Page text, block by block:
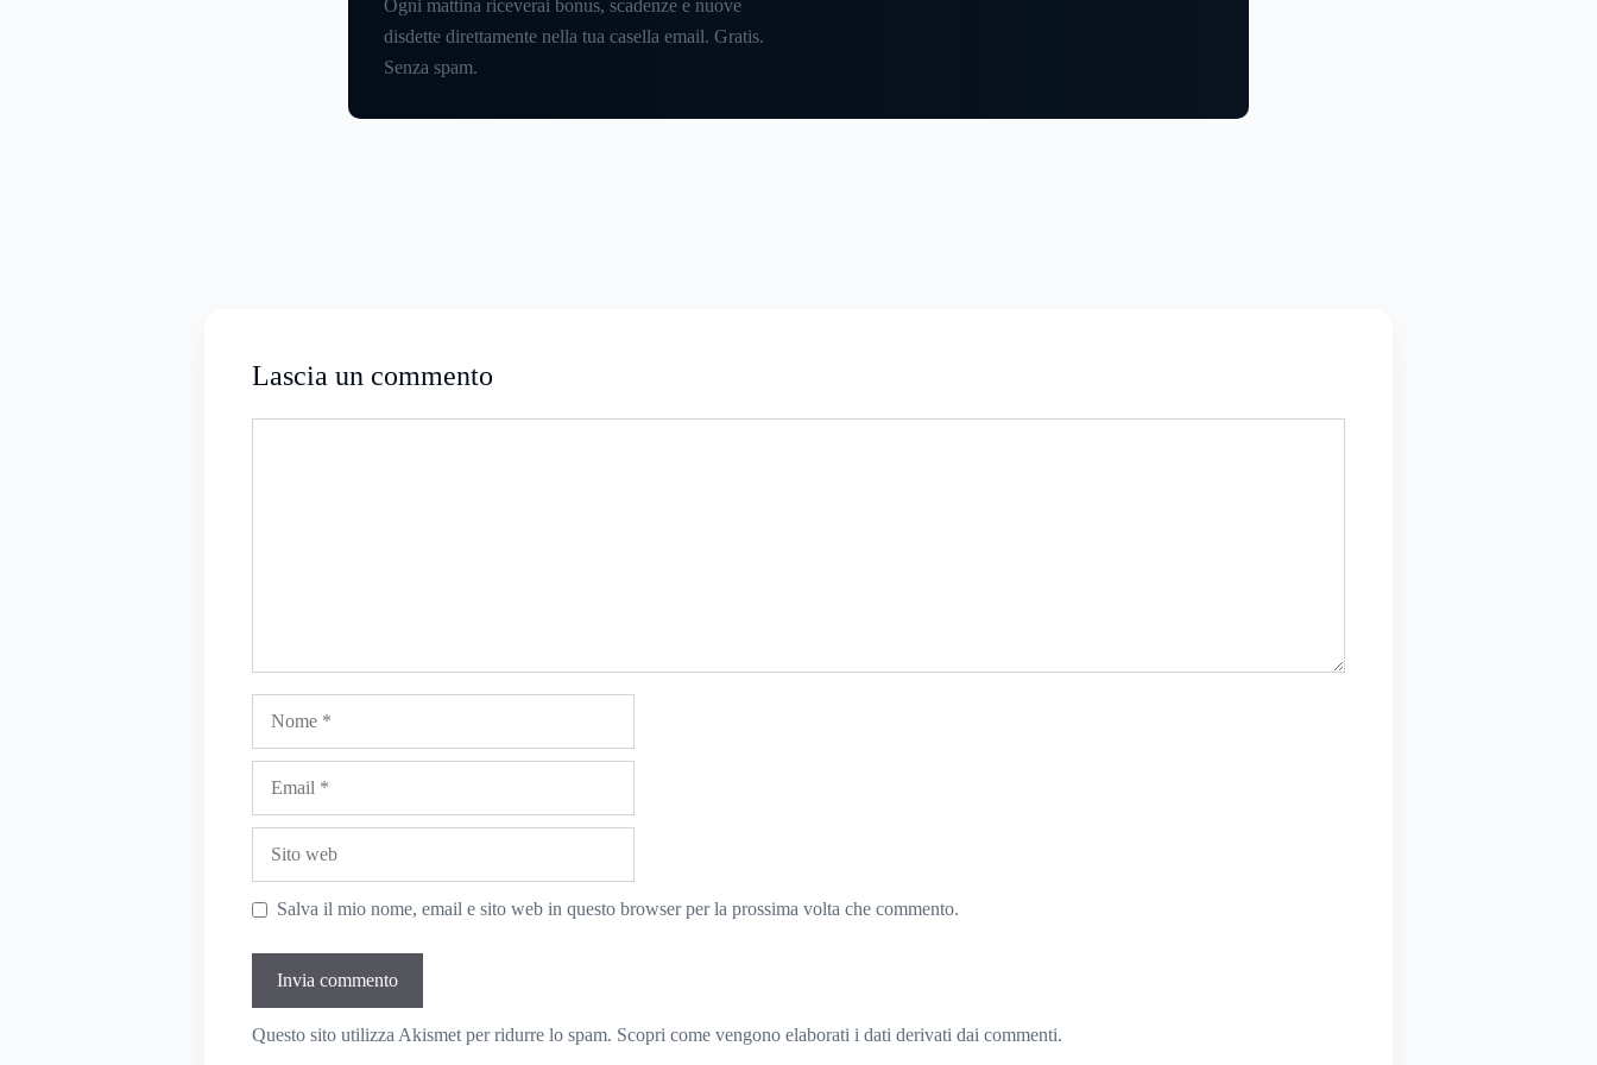
Ogni mattina riceverai bonus, scadenze e nuove
disdette direttamente nella tua casella email. Gratis.
Senza spam.
Lascia un commento
Salva il mio nome, email e sito web in questo browser per la prossima volta che commento.
Questo sito utilizza Akismet per ridurre lo spam. Scopri come vengono elaborati i dati derivati dai commenti.